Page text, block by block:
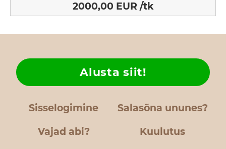
2000,00 EUR /tk
Sisselogimine Salasõna ununes?
Vajad abi?
Alusta siit!
Kuulutus